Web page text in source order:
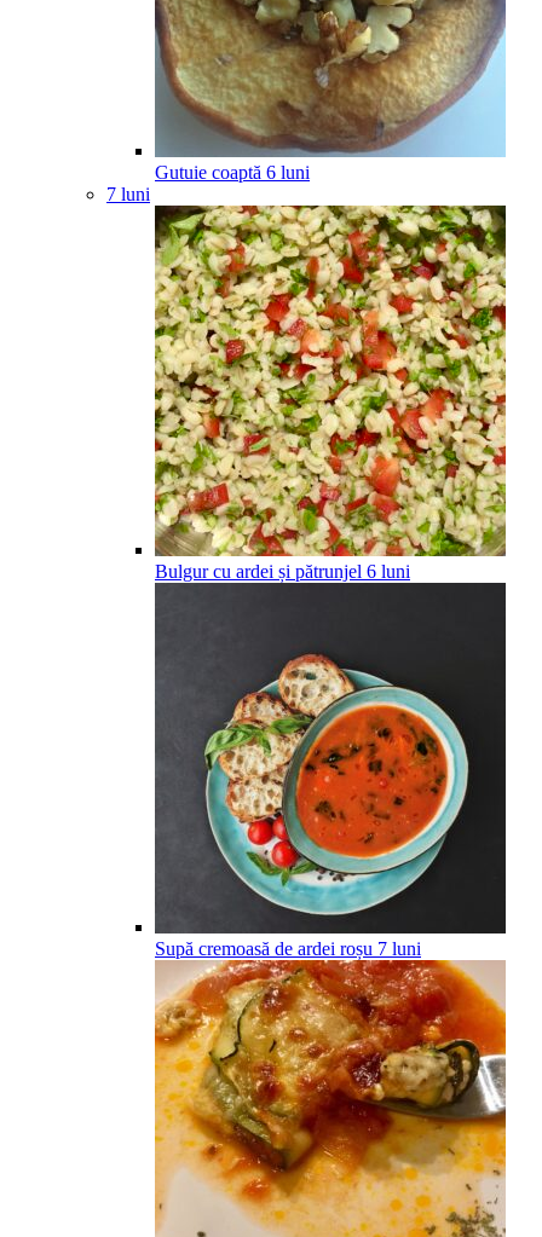
Gutuie coaptă 6 luni
7 luni
Bulgur cu ardei și pătrunjel 6 luni
Supă cremoasă de ardei roșu 7 luni